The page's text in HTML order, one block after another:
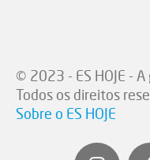
© 2023 - ES HOJE -
Todos os direitos
Sobre o ES HOJE